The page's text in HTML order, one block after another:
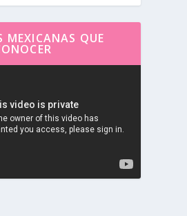
MEXICANAS QUE